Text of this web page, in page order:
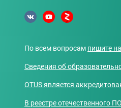
По всем вопросам пишите на
Сведения об
OTUS является
В реестре отечественного